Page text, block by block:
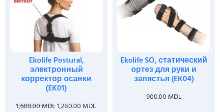
Ekolife Postural,
электронный
корректор осанки
(EK01)
1,600.00MDL1,280.00 MDL
Ekolife SO, статический
ортез для руки и
запястья (EK04)
900.00 MDL